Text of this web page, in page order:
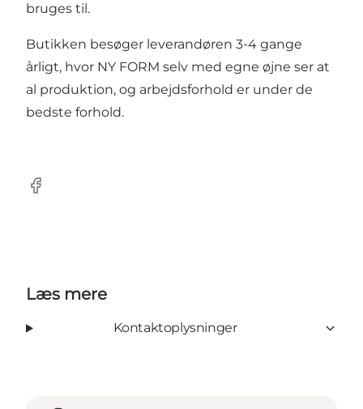
bruges til.
Butikken besøger leverandøren 3-4 gange
årligt, hvor NY FORM selv med egne øjne ser at
al produktion, og arbejdsforhold er under de
bedste forhold.
Facebook
Læs mere
Kontaktoplysninger